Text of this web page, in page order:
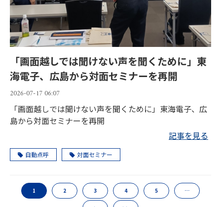
「画面越しでは聞けない声を聞くために」東
海電子、広島から対面セミナーを再開
2026-07-17 06:07
「画面越しでは聞けない声を聞くために」東海電子、広
島から対面セミナーを再開
記事を見る
自動点呼 対面セミナー
1 2 3 4 5 …